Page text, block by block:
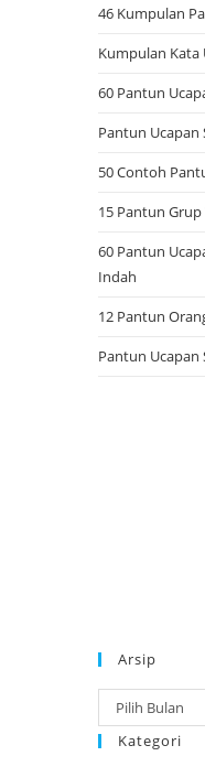
46 Kumpulan
Kumpulan Kata
60 Pantun
Pantun Ucapan
50 Contoh
15 Pantun
60 Pantun
Indah
12 Pantun
Pantun Ucapan
Arsip
Arsip
Pilih Bulan
Kategori